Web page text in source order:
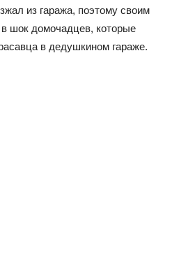
из гаража, поэтому своим
шок домочадцев, которые
в дедушкином гараже.